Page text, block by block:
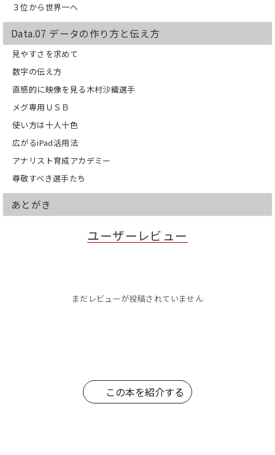
３位から世界一へ
Data.07 データの作り方と伝え方
見やすさを求めて
数字の伝え方
直感的に映像を見る木村沙織選手
メグ専用ＵＳＢ
使い方は十人十色
広がるiPad活用法
アナリスト育成アカデミー
尊敬すべき選手たち
あとがき
ユーザーレビュー
まだレビューが投稿されていません
この本を紹介する